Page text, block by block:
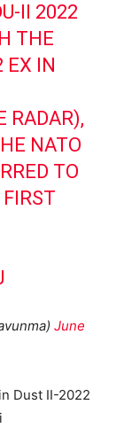
II 2022
THE
EX IN
RADAR),
NATO
TO
June
Dust II-2022